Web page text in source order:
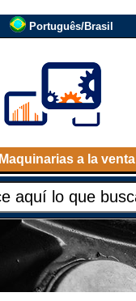
Português/Brasil
a la venta